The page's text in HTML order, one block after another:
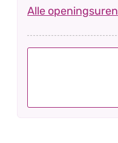
Alle openingsuren